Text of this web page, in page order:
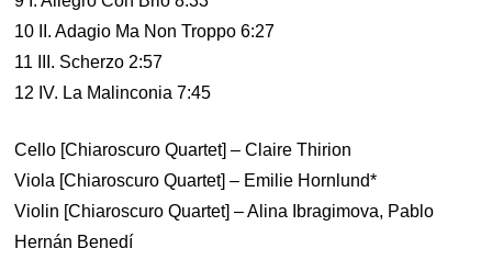
10 II. Adagio Ma Non Troppo 6:27
11 III. Scherzo 2:57
12 IV. La Malinconia 7:45
Cello [Chiaroscuro Quartet] – Claire Thirion
Viola [Chiaroscuro Quartet] – Emilie Hornlund*
Violin [Chiaroscuro Quartet] – Alina Ibragimova, Pablo
Hernán Benedí